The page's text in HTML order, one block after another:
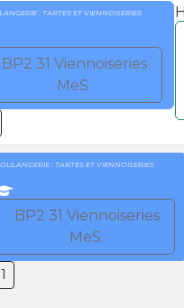
: TARTES ET VIENNOISERIES
BP2 31 Viennoiseries
MeS
: TARTES ET VIENNOISERIES
BP2 31 Viennoiseries
MeS